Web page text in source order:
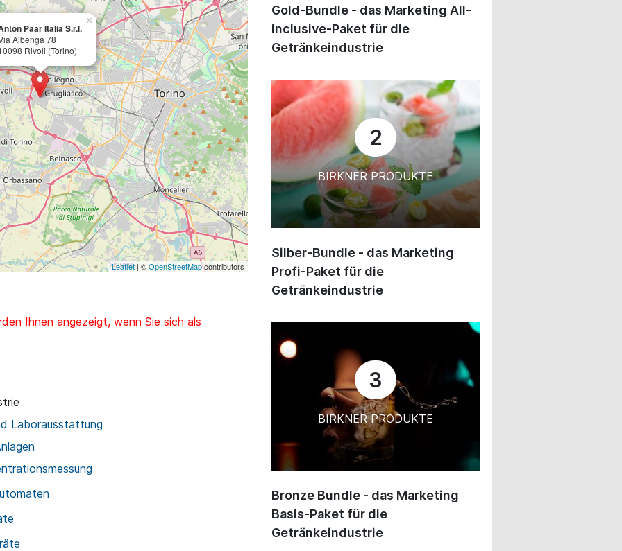
Paar Italia S.r.l.
Albenga 78
Rivoli (Torino)
×
Leaflet | ©OpenStreetMapcontributors
Ihnen angezeigt, wenn Sie sich als
Laborausstattung
Gold-Bundle - das Marketing All-
inclusive-Paket für die
Getränkeindustrie
2
BIRKNER PRODUKTE
Silber-Bundle - das Marketing
Profi-Paket für die
Getränkeindustrie
3
BIRKNER PRODUKTE
Bronze Bundle - das Marketing
Basis-Paket für die
Getränkeindustrie